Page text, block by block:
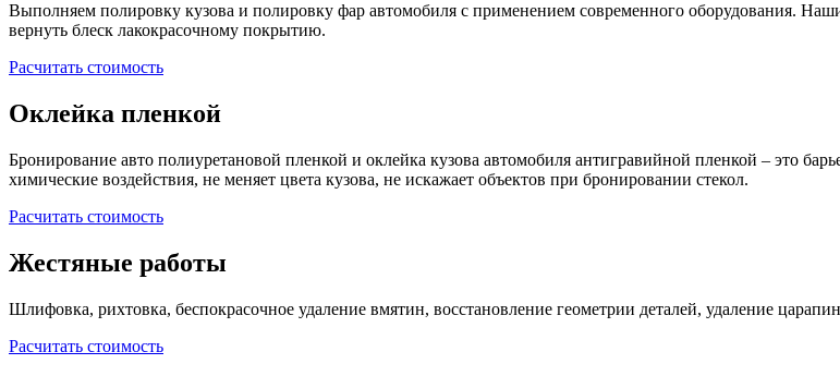
Выполняем полировку кузова и полировку фар автомобиля с применением современного оборудования.
вернуть блеск лакокрасочному покрытию.
Расчитать стоимость
Оклейка пленкой
Бронирование авто полиуретановой пленкой и оклейка кузова автомобиля антигравийной пленкой – это
химические воздействия, не меняет цвета кузова, не искажает объектов при бронировании стекол.
Расчитать стоимость
Жестяные работы
Шлифовка, рихтовка, беспокрасочное удаление вмятин, восстановление геометрии деталей, удаление
Расчитать стоимость